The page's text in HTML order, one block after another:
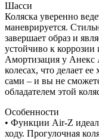
Шасси
Коляска уверенно
маневрируется.
завершает образ и
устойчиво к коррозии
Амортизация у Анекс
колесах, что делает
сами – и вы не
обладателем этой
Особенности
• Функции Air-Z
ходу. Прогулочная